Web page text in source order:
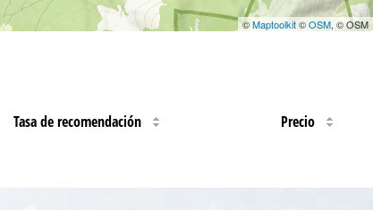
©Maptoolkit©OSM, © OSM
Tasa de recomendación Precio